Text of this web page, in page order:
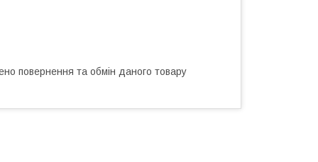
повернення та обмін даного товару